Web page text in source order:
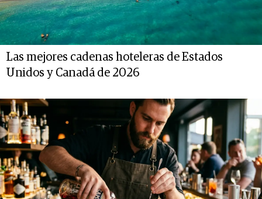
Las mejores cadenas hoteleras de Estados
Unidos y Canadá de 2026